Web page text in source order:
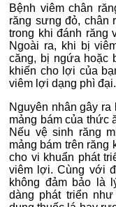
Bệnh viêm chân
răng sưng đỏ, chân
trong khi đánh răng
Ngoài ra, khi bị
căng, bị ngứa hoặc
khiến cho lợi của
viêm lợi dạng phì đại.
Nguyên nhân gây
mảng bám của thức
Nếu vệ sinh răng
mảng bám trên răng
cho vi khuẩn phát
viêm lợi. Cùng với
không đảm bảo là
dàng phát triển